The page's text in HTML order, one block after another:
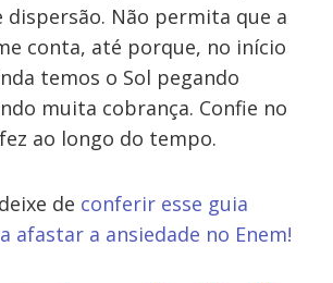
dispersão. Não permita que a
conta, até porque, no início
temos o Sol pegando
muita cobrança. Confie no
ao longo do tempo.
de conferir esse guia
afastar a ansiedade no Enem!